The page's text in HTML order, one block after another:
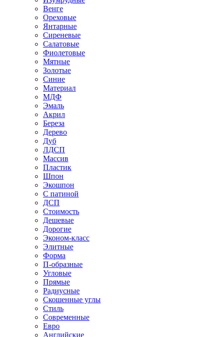
Венге
Ореховые
Янтарные
Сиреневые
Салатовые
Фиолетовые
Мятные
Золотые
Синие
Материал
МДФ
Эмаль
Акрил
Береза
Дерево
Дуб
ЛДСП
Массив
Пластик
Шпон
Экошпон
С патиной
ДСП
Стоимость
Дешевые
Дорогие
Эконом-класс
Элитные
Форма
П-образные
Угловые
Прямые
Радиусные
Скошенные углы
Стиль
Современные
Евро
Английские